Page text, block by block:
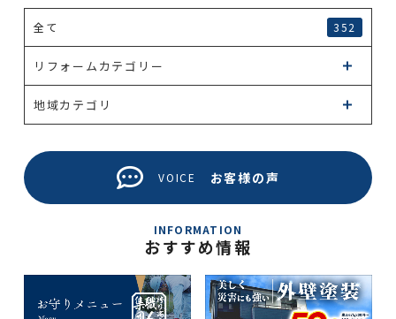
全て 352
リフォームカテゴリー
地域カテゴリ
VOICE お客様の声
INFORMATION
おすすめ情報